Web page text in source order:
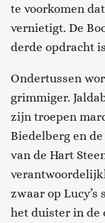
te voorkomen
vernietigt. De
derde opdracht
Ondertussen
grimmiger.
zijn troepen
Biedelberg en
van de Hart
zwaar op Lucy’s
het duister in de